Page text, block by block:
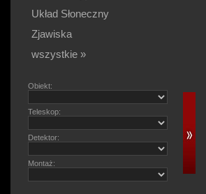
Układ Słoneczny
Zjawiska
wszystkie »
Obiekt:
Teleskop:
Detektor:
Montaż: